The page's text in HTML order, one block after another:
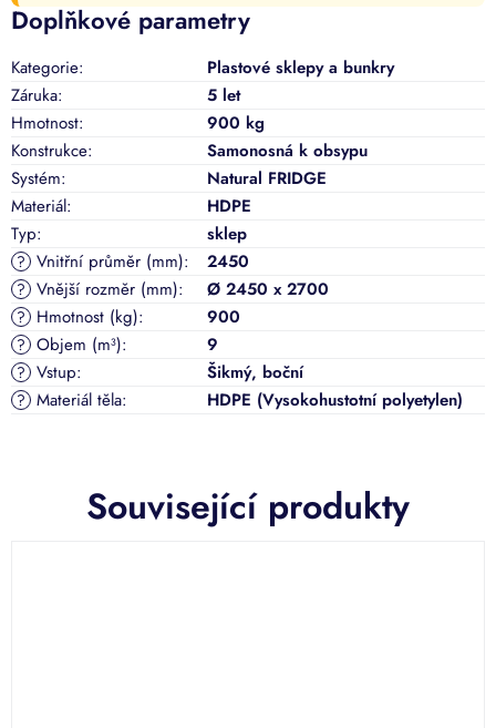
Související produkty
Doplňkové parametry
Kategorie:
Plastové sklepy a bunkry
Záruka:
5 let
Hmotnost:
900 kg
Konstrukce:
Samonosná k obsypu
Systém:
Natural FRIDGE
Materiál:
HDPE
Typ: sklep
? Vnitřní průměr (mm): 2450
? Vnější rozměr (mm): Ø 2450 x 2700
? Hmotnost (kg): 900
? Objem (m³): 9
? Vstup: Šikmý, boční
? Materiál těla: HDPE (Vysokohustotní polyetylen)